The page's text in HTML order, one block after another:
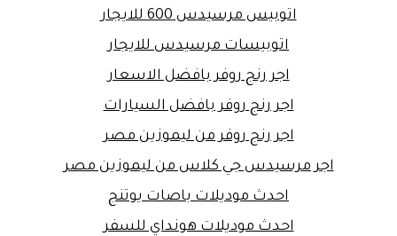
اتوبيس مرسيدس 600 للايجار
اتوبيسات مرسيدس للايجار
اجر رنج روفر بافضل الاسعار
اجر رنج روفر بافضل السيارات
اجر رنج روفر من ليموزين مصر
اجر مرسيدس جي كلاس من ليموزين مصر
احدث موديلات باصات يوتنج
احدث موديلات هونداي للسفر